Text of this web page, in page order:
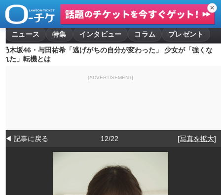
✕
ニュース 特集 インタビュー コラム
プレゼント
乃木坂46・与田祐希「逃げがちの自分が変わった」 少女が「強くな
れた」転機とは
[ADVERTISEMENT]
◀ 記事に戻る 12/22 [写真を拡大]